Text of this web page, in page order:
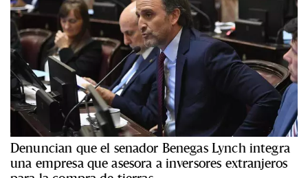
Denuncian que el senador Benegas Lynch integra
una empresa que asesora a inversores extranjeros